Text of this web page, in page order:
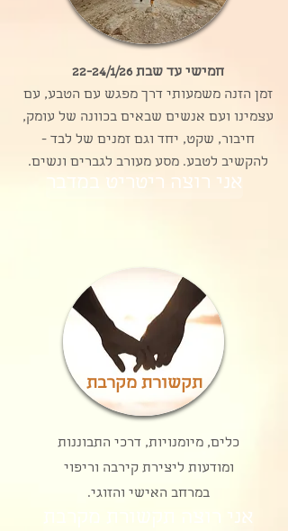
חמישי עד שבת 22-24/1/26
זמן הזנה משמעותי דרך מפגש עם הטבע, עם
עצמינו ועם אנשים שבאים בכוונה של עומק,
חיבור, שקט, יחד וגם זמנים של לבד -
להקשיב לטבע. מסע מעורב לגברים ונשים.
אני רוצה ריטריט במדבר
תקשורת מקרבת
כלים, מיומנויות, דרכי התבוננות
ומודעות ליצירת קירבה וריפוי
במרחב האישי והזוגי​.
אני רוצה תקשורת מקרבת